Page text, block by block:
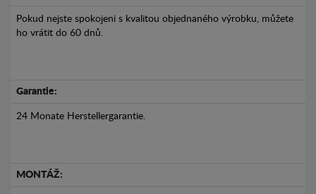
Pokud nejste spokojeni s kvalitou objednaného výrobku, můžete
ho vrátit do 60 dnů.
Garantie:
24 Monate Herstellergarantie.
MONTÁŽ: